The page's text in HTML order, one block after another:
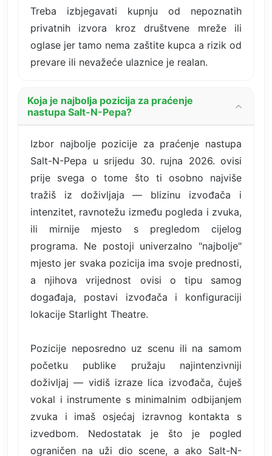
Treba izbjegavati kupnju od nepoznatih
privatnih izvora kroz društvene mreže ili
oglase jer tamo nema zaštite kupca a rizik od
prevare ili nevažeće ulaznice je realan.
Koja je najbolja pozicija za praćenje
nastupa Salt-N-Pepa?
Izbor najbolje pozicije za praćenje nastupa
Salt-N-Pepa u srijedu 30. rujna 2026. ovisi
prije svega o tome što ti osobno najviše
tražiš iz doživljaja — blizinu izvođača i
intenzitet, ravnotežu između pogleda i zvuka,
ili mirnije mjesto s pregledom cijelog
programa. Ne postoji univerzalno "najbolje"
mjesto jer svaka pozicija ima svoje prednosti,
a njihova vrijednost ovisi o tipu samog
događaja, postavi izvođača i konfiguraciji
lokacije Starlight Theatre.
Pozicije neposredno uz scenu ili na samom
početku publike pružaju najintenzivniji
doživljaj — vidiš izraze lica izvođača, čuješ
vokal i instrumente s minimalnim odbijanjem
zvuka i imaš osjećaj izravnog kontakta s
izvedbom. Nedostatak je što je pogled
ograničen na uži dio scene, a ako Salt-N-